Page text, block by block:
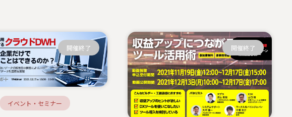
イベント・セミナー
開催終了 開催終了